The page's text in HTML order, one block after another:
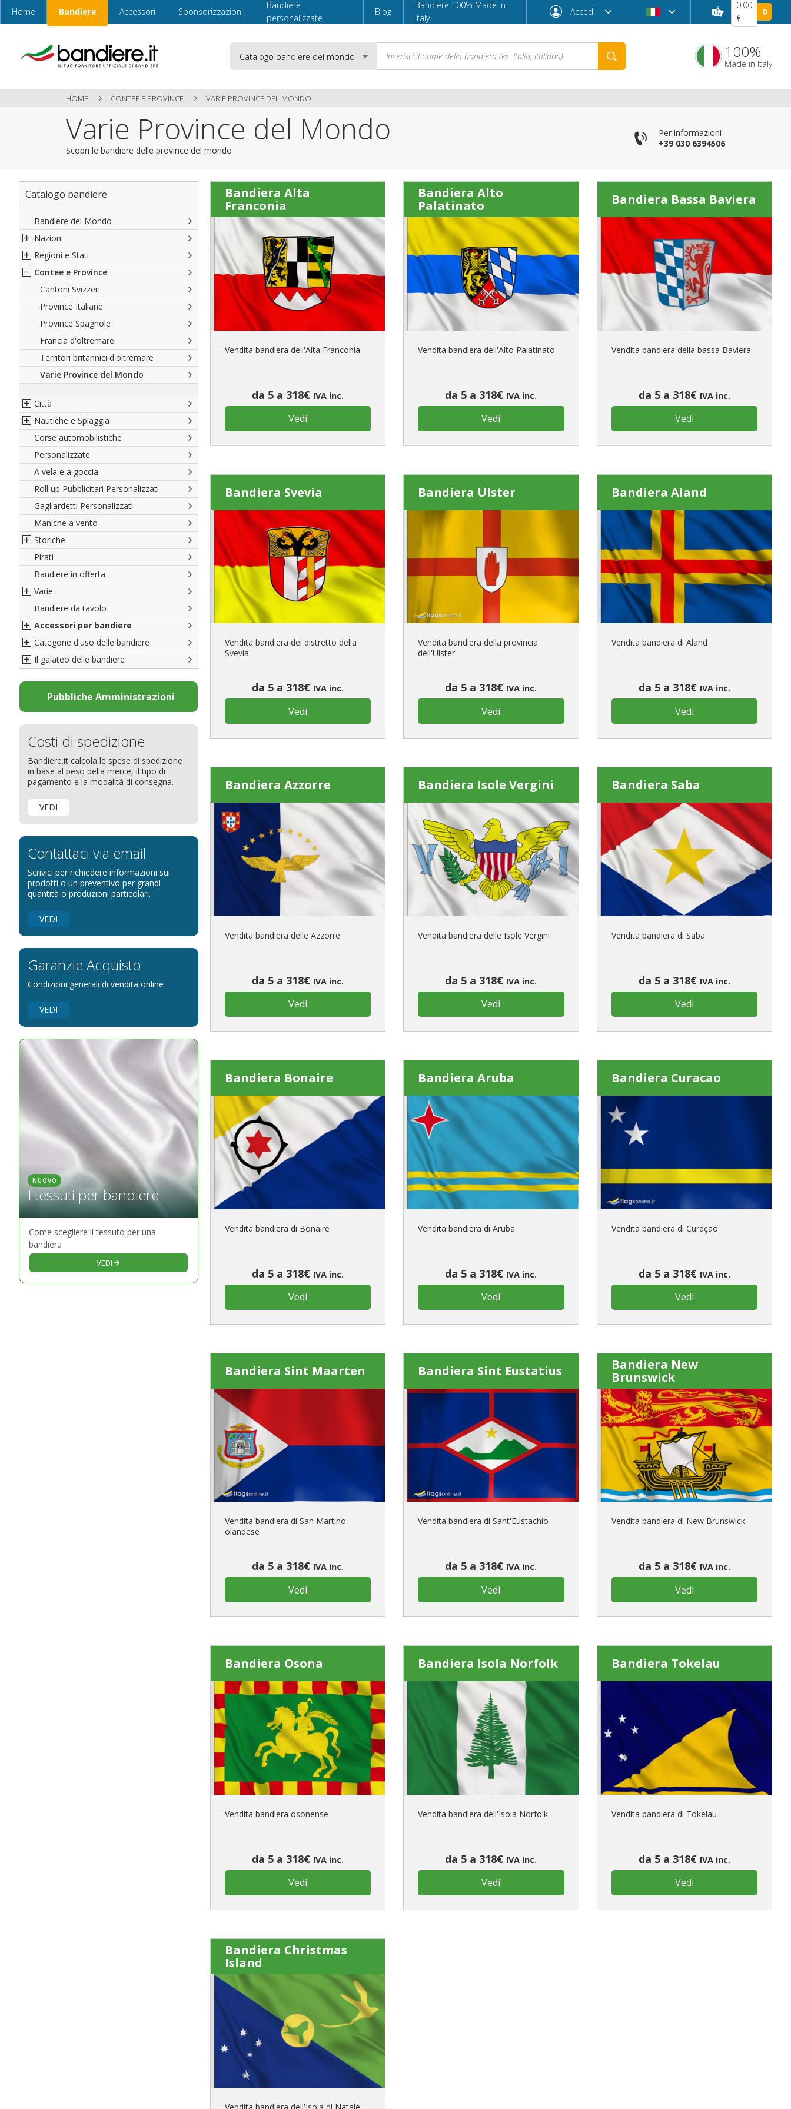
Home Bandiere Accessori Sponsorizzazioni
Bandiere
personalizzate
Blog
Bandiere 100% Made in
Italy
Accedi
Accedi
È il tuo primo ordine?
CREA UN NUOVO ACCOUNT
0,00
€
0
100%
Made in Italy
HOME CONTEE E PROVINCE VARIE PROVINCE DEL MONDO
Varie Province del Mondo
Scopri le bandiere delle province del mondo
Per informazioni
+39 030 6394506
Catalogo bandiere
Bandiere del Mondo
Nazioni
Nord America
Sud America
Europa
Africa
Asia
Oceania
Regioni e Stati
Regioni italiane
Territori Italiani
Stati USA
Francesi
Spagnole
Austriache
Tedesche
Contee e Province
Cantoni Svizzeri
Province Italiane
Province Spagnole
Francia d'oltremare
Territori britannici d'oltremare
Varie Province del Mondo
Città
Città Italiane
Città spagnole
Città francesi
Città del mondo
Nautiche e Spiaggia
Militari e Mercantili
Codice internazionale nautico
Gran Pavese
Da spiaggia
Di cortesia
Corse automobilistiche
Personalizzate
A vela e a goccia
Roll up Pubblicitari Personalizzati
Gagliardetti Personalizzati
Maniche a vento
Storiche
Italiane
Porte di Milano
Francesi
Americane
Britanniche
Resto del Mondo
Pirati
Bandiere in offerta
Varie
Bandiere del CICAP - Think Deep
Bandiere di Orgoglio Bresciano
Organizzazioni internazionali
Diplomatiche
Bandiere Pubblicitarie
Natale e altre festività
Bandiere etniche e religiose
Bandiere da tavolo
Accessori per bandiere
Accessori per bandiere
Accessori per bandiere da tavolo
Categorie d'uso delle bandiere
Bandiere segnavento
Bandiere per sbandieratori
Bandiere per barche
Bandiere per hotel
Bandiere per eventi
Bandiere per biciclette
Bandiere per autosaloni
Bandiere Palio
Bandiere per enti pubblici
Bandiere per riserve naturali e parchi
Bandiere per musicisti
Bandiere per feste
pennoni per bandiere
Il galateo delle bandiere
La bandiera
Come disporre le bandiere
Dimensioni delle bandiere
Come piegare il tricolore
Pubbliche Amministrazioni
Costi di spedizione
Bandiere.it calcola le spese di spedizione
in base al peso della merce, il tipo di
pagamento e la modalità di consegna.
VEDI
Contattaci via email
Scrivici per richiedere informazioni sui
prodotti o un preventivo per grandi
quantità o produzioni particolari.
VEDI
Garanzie Acquisto
Condizioni generali di vendita online
VEDI
NUOVO
I tessuti per bandiere
Come scegliere il tessuto per una
bandiera
VEDI
Bandiera Alta
Franconia
Vendita bandiera dell'Alta Franconia
da 5 a 318€ IVA inc.
Vedi
Bandiera Alto
Palatinato
Vendita bandiera dell'Alto Palatinato
da 5 a 318€ IVA inc.
Vedi
Bandiera Bassa Baviera
Vendita bandiera della bassa Baviera
da 5 a 318€ IVA inc.
Vedi
Bandiera Svevia
Vendita bandiera del distretto della
Svevia
da 5 a 318€ IVA inc.
Vedi
Bandiera Ulster
Vendita bandiera della provincia
dell'Ulster
da 5 a 318€ IVA inc.
Vedi
Bandiera Aland
Vendita bandiera di Aland
da 5 a 318€ IVA inc.
Vedi
Bandiera Azzorre
Vendita bandiera delle Azzorre
da 5 a 318€ IVA inc.
Vedi
Bandiera Isole Vergini
Vendita bandiera delle Isole Vergini
da 5 a 318€ IVA inc.
Vedi
Bandiera Saba
Vendita bandiera di Saba
da 5 a 318€ IVA inc.
Vedi
Bandiera Bonaire
Vendita bandiera di Bonaire
da 5 a 318€ IVA inc.
Vedi
Bandiera Aruba
Vendita bandiera di Aruba
da 5 a 318€ IVA inc.
Vedi
Bandiera Curacao
Vendita bandiera di Curaçao
da 5 a 318€ IVA inc.
Vedi
Bandiera Sint Maarten
Vendita bandiera di San Martino
olandese
da 5 a 318€ IVA inc.
Vedi
Bandiera Sint Eustatius
Vendita bandiera di Sant'Eustachio
da 5 a 318€ IVA inc.
Vedi
Bandiera New
Brunswick
Vendita bandiera di New Brunswick
da 5 a 318€ IVA inc.
Vedi
Bandiera Osona
Vendita bandiera osonense
da 5 a 318€ IVA inc.
Vedi
Bandiera Isola Norfolk
Vendita bandiera dell'Isola Norfolk
da 5 a 318€ IVA inc.
Vedi
Bandiera Tokelau
Vendita bandiera di Tokelau
da 5 a 318€ IVA inc.
Vedi
Bandiera Christmas
Island
Vendita bandiera dell'Isola di Natale